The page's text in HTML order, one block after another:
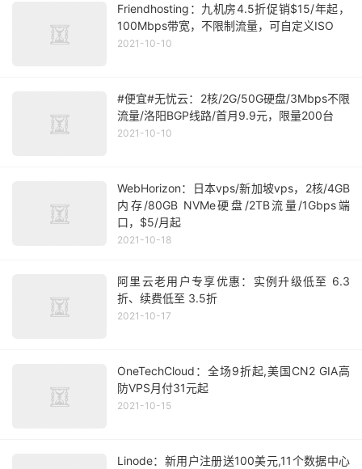
Friendhosting：九机房4.5折促销$15/年起，
100Mbps带宽，不限制流量，可自定义ISO
2021-10-10
#便宜#无忧云：2核/2G/50G硬盘/3Mbps不限
流量/洛阳BGP线路/首月9.9元，限量200台
2021-10-10
WebHorizon：日本vps/新加坡vps，2核/4GB
内存/80GB NVMe硬盘/2TB流量/1Gbps端
口，$5/月起
2021-10-18
阿里云老用户专享优惠：实例升级低至 6.3
折、续费低至 3.5折
2021-10-17
OneTechCloud：全场9折起,美国CN2 GIA高
防VPS月付31元起
2021-10-15
Linode：新用户注册送100美元,11个数据中心